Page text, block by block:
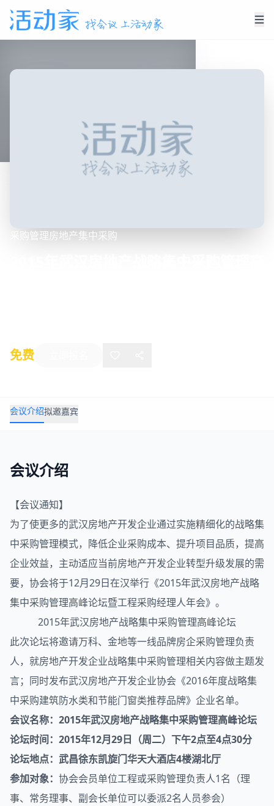
采购管理房地产集中采购
免费
会议介绍拟邀嘉宾
会议介绍
【会议通知】
为了使更多的武汉房地产开发企业通过实施精细化的战略集
中采购管理模式，降低企业采购成本、提升项目品质，提高
企业效益，主动适应当前房地产开发企业转型升级发展的需
要，协会将于12月29日在汉举行《2015年武汉房地产战略
集中采购管理高峰论坛暨工程采购经理人年会》。
2015年武汉房地产战略集中采购管理高峰论坛
此次论坛将邀请万科、金地等一线品牌房企采购管理负责
人，就房地产开发企业战略集中采购管理相关内容做主题发
言；同时发布武汉房地产开发企业协会《2016年度战略集
中采购建筑防水类和节能门窗类推荐品牌》企业名单。
会议名称：2015年武汉房地产战略集中采购管理高峰论坛
论坛时间：2015年12月29日（周二）下午2点至4点30分
论坛地点：武昌徐东凯旋门华天大酒店4楼湖北厅
参加对象： 协会会员单位工程或采购管理负责人1名（理
事、常务理事、副会长单位可以委派2名人员参会）